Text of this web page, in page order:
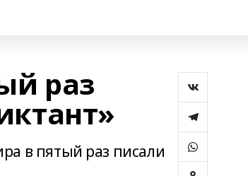
раз
в пятый раз писали